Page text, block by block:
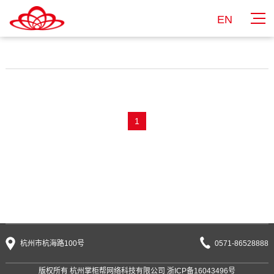
EN
1
杭州市杭海路100号 0571-86528888
版权所有 杭州掌柜帮网络科技有限公司 浙ICP备16043496号